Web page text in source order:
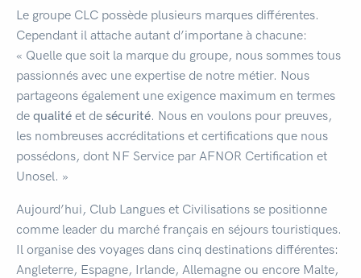
Le groupe CLC possède plusieurs marques différentes.
Cependant il attache autant d’importane à chacune:
« Quelle que soit la marque du groupe, nous sommes tous
passionnés avec une expertise de notre métier. Nous
partageons également une exigence maximum en termes
de qualité et de sécurité. Nous en voulons pour preuves,
les nombreuses accréditations et certifications que nous
possédons, dont NF Service par AFNOR Certification et
Unosel. »
Aujourd’hui, Club Langues et Civilisations se positionne
comme leader du marché français en séjours touristiques.
Il organise des voyages dans cinq destinations différentes:
Angleterre, Espagne, Irlande, Allemagne ou encore Malte,